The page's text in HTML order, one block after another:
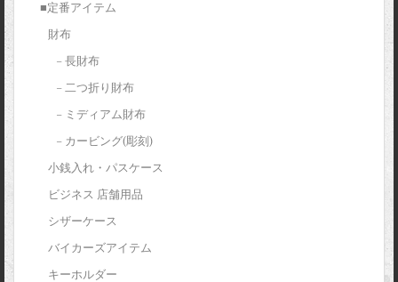
■定番アイテム
財布
– 長財布
– 二つ折り財布
– ミディアム財布
– カービング(彫刻)
小銭入れ・パスケース
ビジネス 店舗用品
シザーケース
バイカーズアイテム
キーホルダー